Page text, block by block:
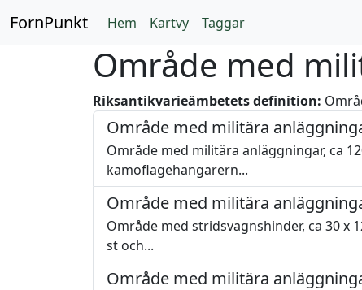
FornPunkt Hem Kartvy Taggar
Område med
Riksantikvarieämbetets definition:
Område med militära
Område med militära anläggningar, ca
kamoflagehangarern...
Område med militära
Område med stridsvagnshinder, ca 30 x
st och...
Område med militära